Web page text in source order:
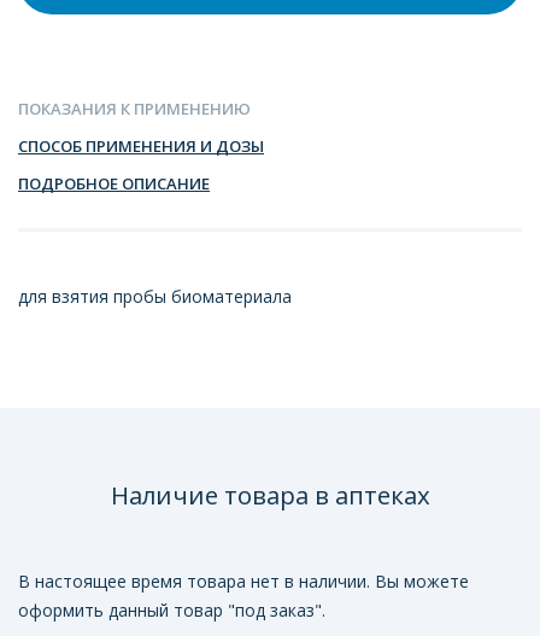
ПОКАЗАНИЯ К ПРИМЕНЕНИЮ
СПОСОБ ПРИМЕНЕНИЯ И ДОЗЫ
ПОДРОБНОЕ ОПИСАНИЕ
для взятия пробы биоматериала
Наличие товара в аптеках
В настоящее время товара нет в наличии. Вы можете
оформить данный товар "под заказ".